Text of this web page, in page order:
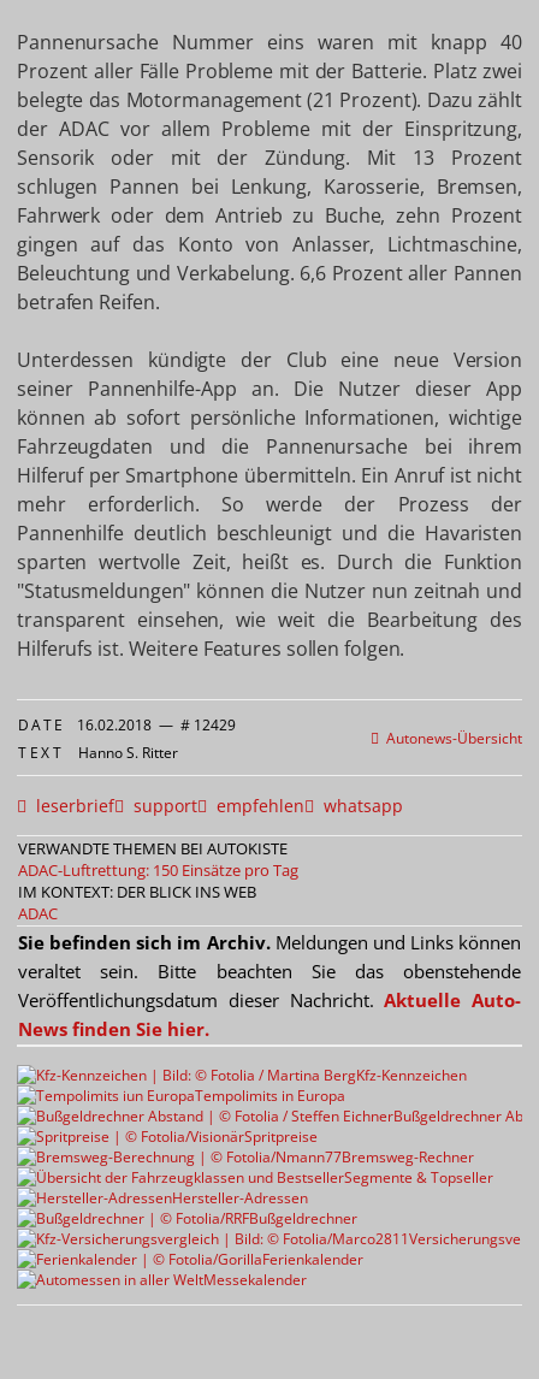
Pannenursache Nummer eins waren mit knapp 40
Prozent aller Fälle Probleme mit der Batterie. Platz zwei
belegte das Motormanagement (21 Prozent). Dazu zählt
der ADAC vor allem Probleme mit der Einspritzung,
Sensorik oder mit der Zündung. Mit 13 Prozent
schlugen Pannen bei Lenkung, Karosserie, Bremsen,
Fahrwerk oder dem Antrieb zu Buche, zehn Prozent
gingen auf das Konto von Anlasser, Lichtmaschine,
Beleuchtung und Verkabelung. 6,6 Prozent aller Pannen
betrafen Reifen.
Unterdessen kündigte der Club eine neue Version
seiner Pannenhilfe-App an. Die Nutzer dieser App
können ab sofort persönliche Informationen, wichtige
Fahrzeugdaten und die Pannenursache bei ihrem
Hilferuf per Smartphone übermitteln. Ein Anruf ist nicht
mehr erforderlich. So werde der Prozess der
Pannenhilfe deutlich beschleunigt und die Havaristen
sparten wertvolle Zeit, heißt es. Durch die Funktion
"Statusmeldungen" können die Nutzer nun zeitnah und
transparent einsehen, wie weit die Bearbeitung des
Hilferufs ist. Weitere Features sollen folgen.
Autonews-Übersicht
DATE 16.02.2018 — # 12429
TEXT Hanno S. Ritter
leserbrief support empfehlen whatsapp
VERWANDTE THEMEN BEI AUTOKISTE
ADAC-Luftrettung: 150 Einsätze pro Tag
IM KONTEXT: DER BLICK INS WEB
ADAC
Sie befinden sich im Archiv.Meldungen und Links können
veraltet sein. Bitte beachten Sie das obenstehende
Veröffentlichungsdatum dieser Nachricht.Aktuelle Auto-
News finden Sie hier.
Kfz-Kennzeichen
Tempolimits in Europa
Bußgeldrechner
Spritpreise
Bremsweg-Rechner
Segmente & Topseller
Hersteller-Adressen
Bußgeldrechner
Ferienkalender
Messekalender